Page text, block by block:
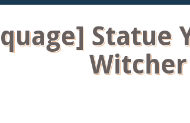
Statue